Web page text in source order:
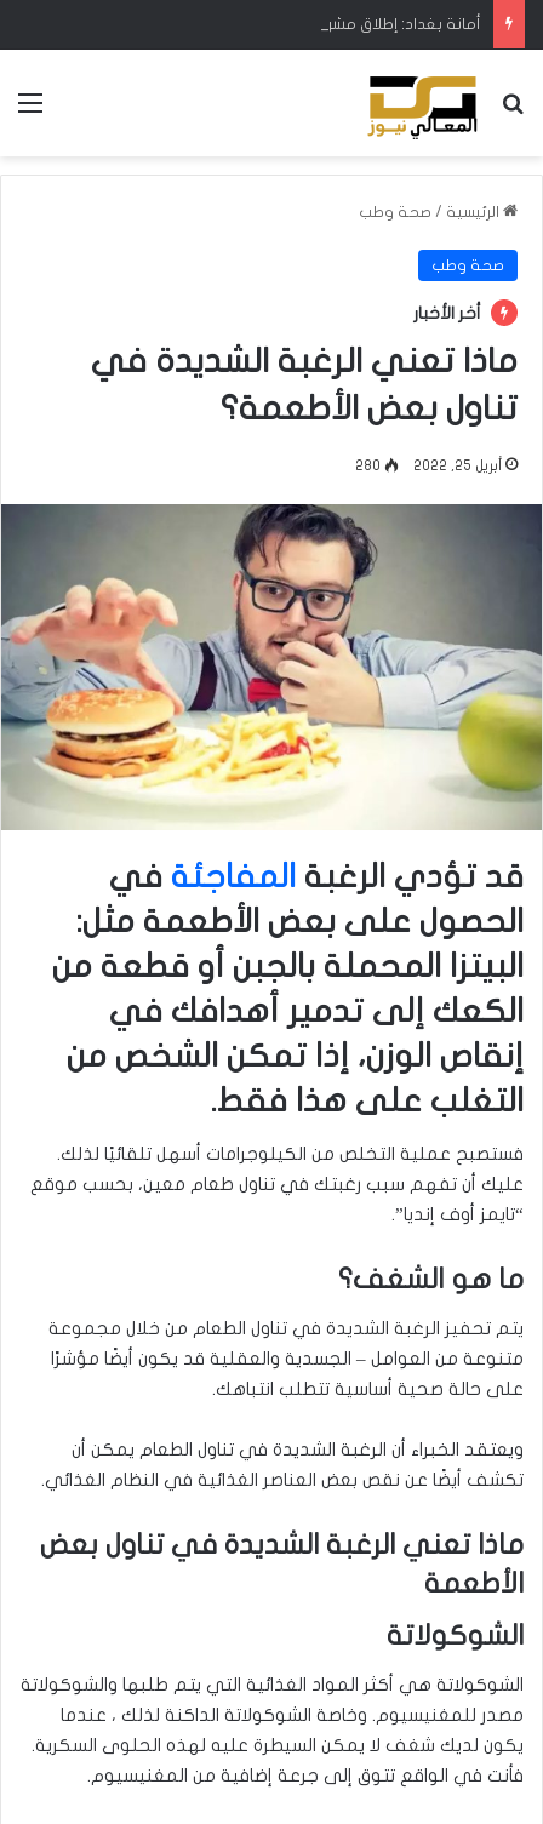
بحث عن
الرئيسية / صحة وطب
صحة وطب
أخر الأخبار
ماذا تعني الرغبة الشديدة في
تناول بعض الأطعمة؟
أبريل 25, 2022 280
قد تؤدي الرغبة المفاجئة في
الحصول على بعض الأطعمة مثل:
البيتزا المحملة بالجبن أو قطعة من
الكعك إلى تدمير أهدافك في
إنقاص الوزن، إذا تمكن الشخص من
التغلب على هذا فقط.
فستصبح عملية التخلص من الكيلوجرامات أسهل تلقائيًا لذلك.
عليك أن تفهم سبب رغبتك في تناول طعام معين، بحسب موقع
“تايمز أوف إنديا”.
ما هو الشغف؟
يتم تحفيز الرغبة الشديدة في تناول الطعام من خلال مجموعة
متنوعة من العوامل – الجسدية والعقلية قد يكون أيضًا مؤشرًا
على حالة صحية أساسية تتطلب انتباهك.
ويعتقد الخبراء أن الرغبة الشديدة في تناول الطعام يمكن أن
تكشف أيضًا عن نقص بعض العناصر الغذائية في النظام الغذائي.
ماذا تعني الرغبة الشديدة في تناول بعض
الأطعمة
الشوكولاتة
الشوكولاتة هي أكثر المواد الغذائية التي يتم طلبها والشوكولاتة
مصدر للمغنيسيوم. وخاصة الشوكولاتة الداكنة لذلك ، عندما
يكون لديك شغف لا يمكن السيطرة عليه لهذه الحلوى السكرية.
فأنت في الواقع تتوق إلى جرعة إضافية من المغنيسيوم.